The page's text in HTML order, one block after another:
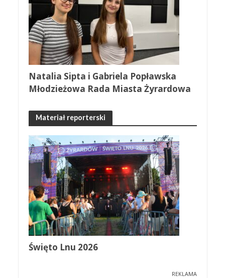
Natalia Sipta i Gabriela Popławska
Młodzieżowa Rada Miasta Żyrardowa
Materiał reporterski
Święto Lnu 2026
REKLAMA